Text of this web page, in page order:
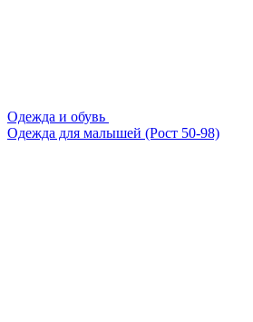
Одежда и обувь
Одежда для малышей (Рост 50-98)